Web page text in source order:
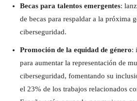
Becas para talentos emergentes:
de becas para respaldar a la próxima
ciberseguridad.
Promoción de la equidad de género:
para aumentar la representación de
ciberseguridad, fomentando su
el 23% de los trabajos relacionados